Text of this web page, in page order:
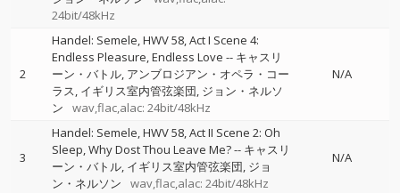
24bit/48kHz
2
Handel: Semele, HWV 58, Act I Scene 4:
Endless Pleasure, Endless Love -- キャスリ
ーン・バトル アンブロジアン・オペラ・コー
ラス イギリス室内管弦楽団 ジョン・ネルソ
ン
wav,flac,alac: 24bit/48kHz
N/A
3
Handel: Semele, HWV 58, Act II Scene 2: Oh
Sleep, Why Dost Thou Leave Me?-- キャスリ
ーン・バトル イギリス室内管弦楽団 ジョ
ン・ネルソン
wav,flac,alac: 24bit/48kHz
N/A